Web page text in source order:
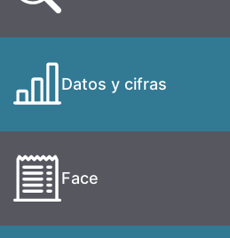
Datos y cifras
Face